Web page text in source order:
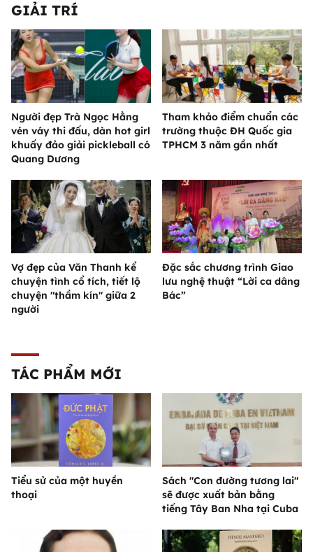
GIẢI TRÍ
Người đẹp Trà Ngọc Hằng
vén váy thi đấu, dàn hot girl
khuấy đảo giải pickleball có
Quang Dương
Tham khảo điểm chuẩn các
trường thuộc ĐH Quốc gia
TPHCM 3 năm gần nhất
Vợ đẹp của Văn Thanh kể
chuyện tình cổ tích, tiết lộ
chuyện "thầm kín" giữa 2
người
Đặc sắc chương trình Giao
lưu nghệ thuật “Lời ca dâng
Bác”
TÁC PHẨM MỚI
Tiểu sử của một huyền
thoại
Sách "Con đường tương lai"
sẽ được xuất bản bằng
tiếng Tây Ban Nha tại Cuba